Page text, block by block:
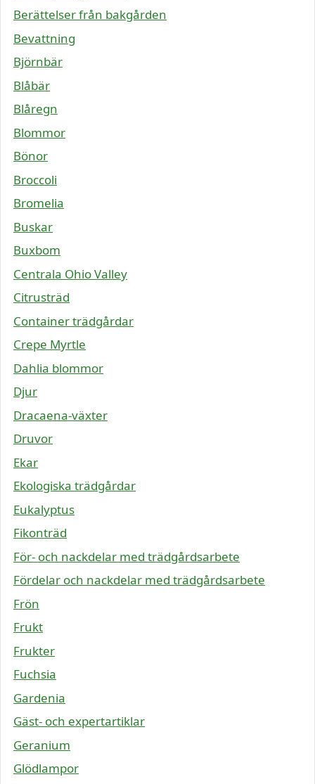
Berättelser från bakgården
Bevattning
Björnbär
Blåbär
Blåregn
Blommor
Bönor
Broccoli
Bromelia
Buskar
Buxbom
Centrala Ohio Valley
Citrusträd
Container trädgårdar
Crepe Myrtle
Dahlia blommor
Djur
Dracaena-växter
Druvor
Ekar
Ekologiska trädgårdar
Eukalyptus
Fikonträd
För- och nackdelar med trädgårdsarbete
Fördelar och nackdelar med trädgårdsarbete
Frön
Frukt
Frukter
Fuchsia
Gardenia
Gäst- och expertartiklar
Geranium
Glödlampor